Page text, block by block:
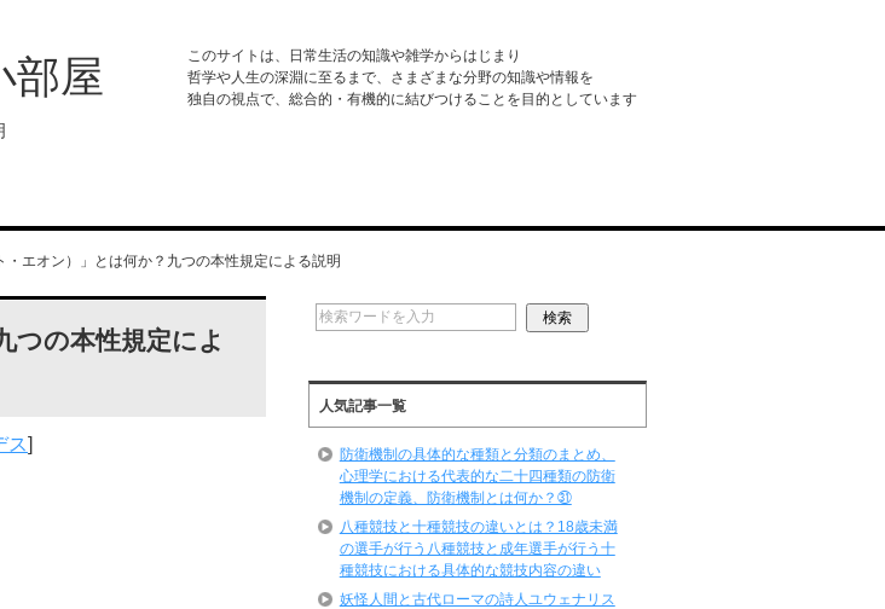
部屋
このサイトは、日常生活の知識や雑学からはじまり
哲学や人生の深淵に至るまで、さまざまな分野の知識や情報を
独自の視点で、総合的・有機的に結びつけることを目的としています
・エオン）」とは何か？九つの本性規定による説明
つの本性規定によ
ス]
人気記事一覧
防衛機制の具体的な種類と分類のまとめ、
心理学における代表的な二十四種類の防衛
機制の定義、防衛機制とは何か？㉛
八種競技と十種競技の違いとは？18歳未満
の選手が行う八種競技と成年選手が行う十
種競技における具体的な競技内容の違い
妖怪人間と古代ローマの詩人ユウェナリス